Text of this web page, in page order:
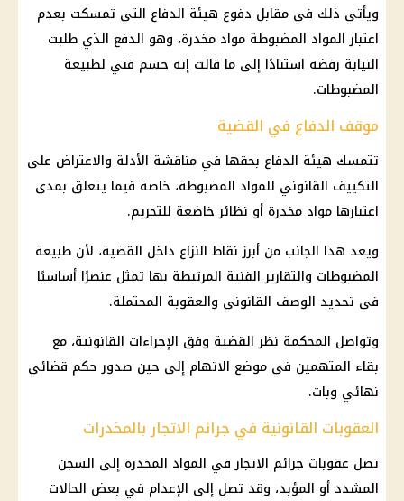
ويأتي ذلك في مقابل دفوع هيئة الدفاع التي تمسكت بعدم
اعتبار المواد المضبوطة مواد مخدرة، وهو الدفع الذي طلبت
النيابة رفضه استنادًا إلى ما قالت إنه حسم فني لطبيعة
المضبوطات.
موقف الدفاع في القضية
تتمسك هيئة الدفاع بحقها في مناقشة الأدلة والاعتراض على
التكييف القانوني للمواد المضبوطة، خاصة فيما يتعلق بمدى
اعتبارها مواد مخدرة أو نظائر خاضعة للتجريم.
ويعد هذا الجانب من أبرز نقاط النزاع داخل القضية، لأن طبيعة
المضبوطات والتقارير الفنية المرتبطة بها تمثل عنصرًا أساسيًا
في تحديد الوصف القانوني والعقوبة المحتملة.
وتواصل المحكمة نظر القضية وفق الإجراءات القانونية، مع
بقاء المتهمين في موضع الاتهام إلى حين صدور حكم قضائي
نهائي وبات.
العقوبات القانونية في جرائم الاتجار بالمخدرات
تصل عقوبات جرائم الاتجار في المواد المخدرة إلى السجن
المشدد أو المؤبد، وقد تصل إلى الإعدام في بعض الحالات